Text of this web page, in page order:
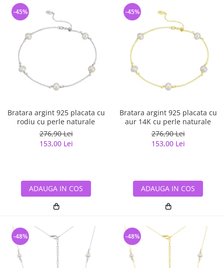
Bratara argint 925 placata cu
rodiu cu perle naturale
276,90 Lei
153,00 Lei
-45%
ADAUGA IN COS
Bratara argint 925 placata cu
aur 14K cu perle naturale
276,90 Lei
153,00 Lei
-45%
ADAUGA IN COS
-48% -48%